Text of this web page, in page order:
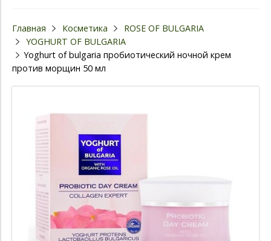
Главная Косметика
ROSE OF BULGARIA
YOGHURT OF BULGARIA
Yoghurt of bulgaria пробиотический ночной крем
против морщин 50 мл